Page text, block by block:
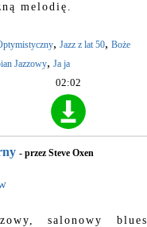
melodię.
, Jazz z lat 50, Boże
Jazzowy, Ja ja
02:02
- przez Steve Oxen
salonowy blues